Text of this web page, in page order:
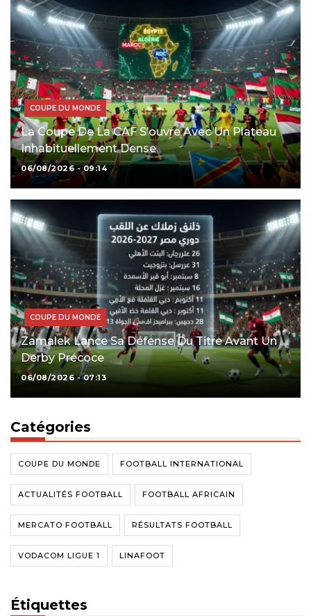
COUPE DU MONDE
La Coupe De La CAF S’ouvre Avec Un Plateau
Inhabituellement Dense
06/08/2026 - 09:14
COUPE DU MONDE
Zamalek Lance Sa Défense Du Titre Avant Un
Derby Précoce
06/08/2026 - 07:13
Catégories
COUPE DU MONDE FOOTBALL INTERNATIONAL
ACTUALITÉS FOOTBALL FOOTBALL AFRICAIN
MERCATO FOOTBALL RÉSULTATS FOOTBALL
VODACOM LIGUE 1 LINAFOOT
Étiquettes